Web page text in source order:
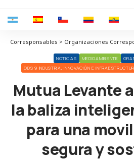
NOTICIAS MEDIOAMBIENTE
ODS 9 INDUSTRIA, INNOVACIÓN E
Mutua Levante
la baliza
para una
segura y